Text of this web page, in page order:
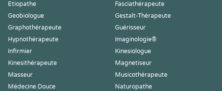
Etiopathe
Fasciathérapeute
Geobiologue
Gestalt-Thérapeute
Graphothérapeute
Guérisseur
Hypnothérapeute
Imaginologie®
Infirmier
Kinesiologue
Kinesithérapeute
Magnetiseur
Masseur
Musicothérapeute
Médecine Douce
Naturopathe